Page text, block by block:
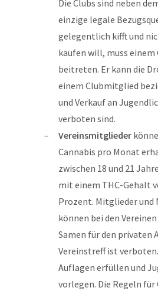
Die Clubs sind neben
einzige legale
gelegentlich kifft und
kaufen will, muss einem
beitreten. Er kann die
einem Clubmitglied
und Verkauf an
verboten sind.
Vereinsmitglieder
Cannabis pro Monat
zwischen 18 und 21
mit einem THC-Gehalt
Prozent. Mitglieder
können bei den
Samen für den privaten
Vereinstreff ist
Auflagen erfüllen und
vorlegen. Die Regeln